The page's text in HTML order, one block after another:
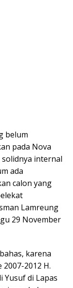
belum
pada Nova
internal
ada
calon yang
Lamreung
29 November
karena
2012 H.
Yusuf di Lapas